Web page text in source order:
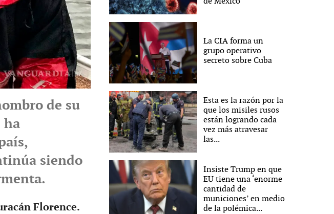
de su
ha
siendo
Florence.
La CIA forma un
grupo operativo
secreto sobre Cuba
Esta es la razón por la
que los misiles rusos
están logrando cada
vez más atravesar
las...
Insiste Trump en que
EU tiene una ‘enorme
cantidad de
municiones’ en medio
de la polémica...